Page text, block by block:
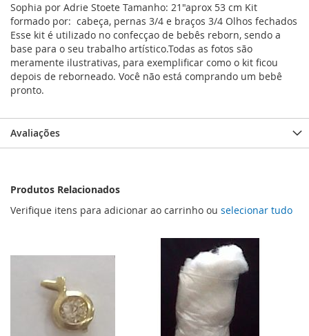
Sophia por Adrie Stoete Tamanho: 21"aprox 53 cm Kit
formado por: cabeça, pernas 3/4 e braços 3/4 Olhos fechados
Esse kit é utilizado no confecçao de bebês reborn, sendo a
base para o seu trabalho artístico.Todas as fotos são
meramente ilustrativas, para exemplificar como o kit ficou
depois de reborneado. Você não está comprando um bebê
pronto.
Avaliações
Produtos Relacionados
Verifique itens para adicionar ao carrinho ou selecionar tudo